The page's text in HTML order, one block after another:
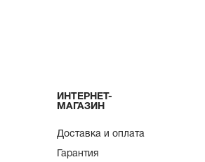
ИНТЕРНЕТ-
МАГАЗИН
Доставка и оплата
Гарантия